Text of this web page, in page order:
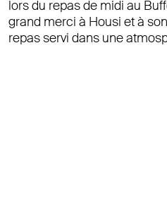
lors du repas de midi au
grand merci à Housi et à
repas servi dans une